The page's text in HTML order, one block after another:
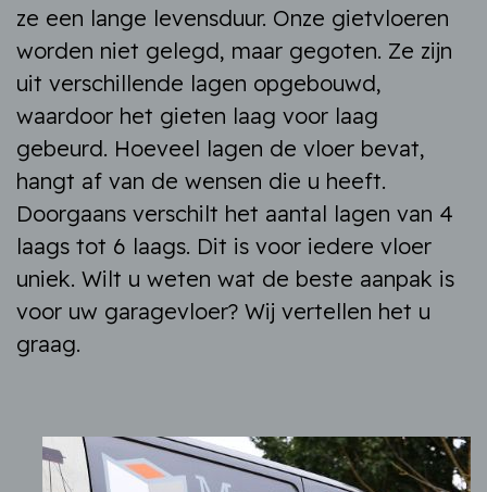
ze een lange levensduur. Onze gietvloeren
worden niet gelegd, maar gegoten. Ze zijn
uit verschillende lagen opgebouwd,
waardoor het gieten laag voor laag
gebeurd. Hoeveel lagen de vloer bevat,
hangt af van de wensen die u heeft.
Doorgaans verschilt het aantal lagen van 4
laags tot 6 laags. Dit is voor iedere vloer
uniek. Wilt u weten wat de beste aanpak is
voor uw garagevloer? Wij vertellen het u
graag.